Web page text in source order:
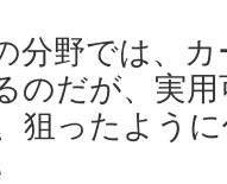
分野では、
のだが、実
狙ったよう